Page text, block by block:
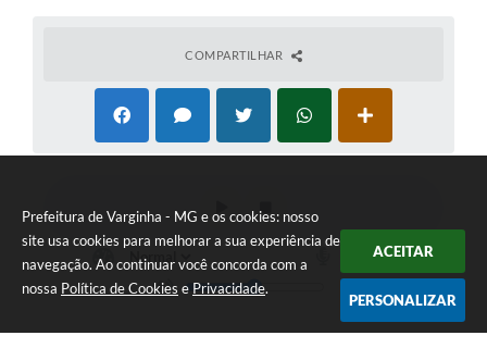
Prefeitura de Varginha - MG e os cookies: nosso
site usa cookies para melhorar a sua experiência de
navegação. Ao continuar você concorda com a
nossa Política de Cookies e Privacidade.
ACEITAR
PERSONALIZAR
COMPARTILHAR